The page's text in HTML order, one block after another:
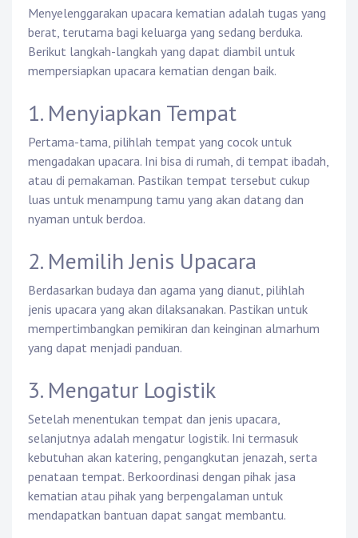
Menyelenggarakan upacara kematian adalah tugas yang
berat, terutama bagi keluarga yang sedang berduka.
Berikut langkah-langkah yang dapat diambil untuk
mempersiapkan upacara kematian dengan baik.
1. Menyiapkan Tempat
Pertama-tama, pilihlah tempat yang cocok untuk
mengadakan upacara. Ini bisa di rumah, di tempat ibadah,
atau di pemakaman. Pastikan tempat tersebut cukup
luas untuk menampung tamu yang akan datang dan
nyaman untuk berdoa.
2. Memilih Jenis Upacara
Berdasarkan budaya dan agama yang dianut, pilihlah
jenis upacara yang akan dilaksanakan. Pastikan untuk
mempertimbangkan pemikiran dan keinginan almarhum
yang dapat menjadi panduan.
3. Mengatur Logistik
Setelah menentukan tempat dan jenis upacara,
selanjutnya adalah mengatur logistik. Ini termasuk
kebutuhan akan katering, pengangkutan jenazah, serta
penataan tempat. Berkoordinasi dengan pihak jasa
kematian atau pihak yang berpengalaman untuk
mendapatkan bantuan dapat sangat membantu.